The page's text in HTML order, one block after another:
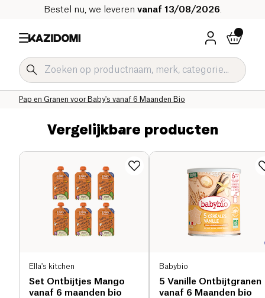
Bestel nu, we leveren vanaf 13/08/2026
Pap en Granen voor Baby's vanaf 6 Maanden Bio
Pap en Babygranen Bio
Babyvoeding Bio
Home
Vergelijkbare producten
Ella's kitchen
Set Ontbijtjes Mango
vanaf 6 maanden bio
Babybio
5 Vanille Ontbijtgranen
vanaf 6 Maanden bio